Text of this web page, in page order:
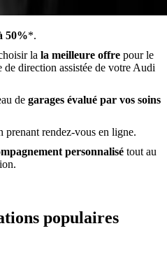
50%*.
la la meilleure offre pour le
de direction assistée de votre Audi
de garages évalué par vos soins
prenant rendez-vous en ligne.
personnalisé tout au
populaires